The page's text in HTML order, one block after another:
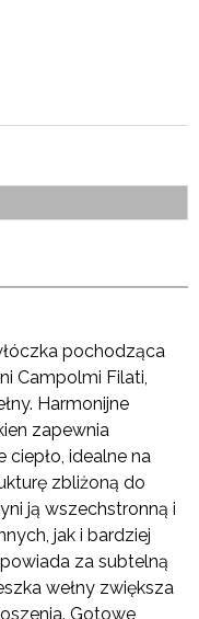
pochodząca
Campolmi Filati,
Harmonijne
zapewnia
idealne na
zbliżoną do
ją wszechstronną i
jak i bardziej
za subtelną
wełny zwiększa
Gotowe